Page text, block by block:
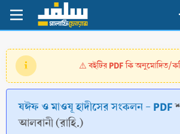
⚠️বইটির PDF কি অনুমোদিত/
যঈফ ও মাওযূ হাদীসের সংকলন - PDF
আলবানী (রাহি.)